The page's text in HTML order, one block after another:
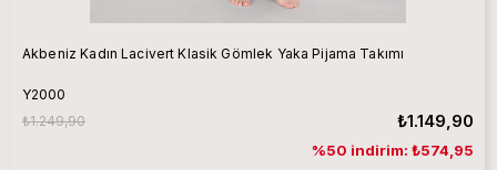
Akbeniz Kadın Lacivert Klasik Gömlek Yaka Pijama Takımı
Y2000
₺1.149,90
₺1.249,90
%50 indirim: ₺574,95